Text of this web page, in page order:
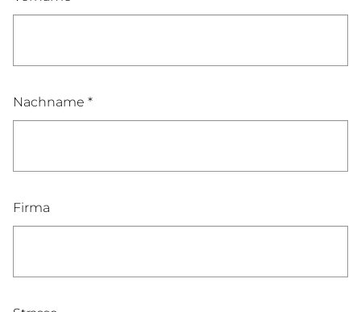
Nachname *
Firma